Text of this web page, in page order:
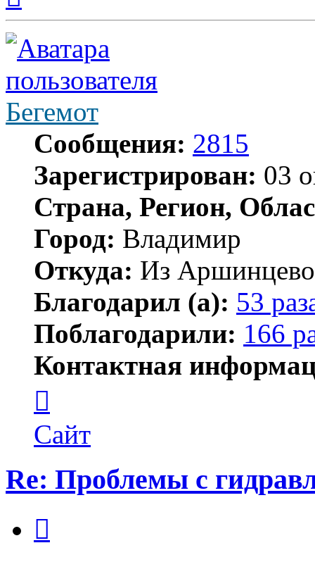
началу
Бегемот
Сообщения: 2815
Зарегистрирован: 03
Страна, Регион,
Город: Владимир
Откуда: Из
Благодарил (а): 53
Поблагодарили: 166
Контактная
пользователя
Бегемот
Сайт
Re: Проблемы с